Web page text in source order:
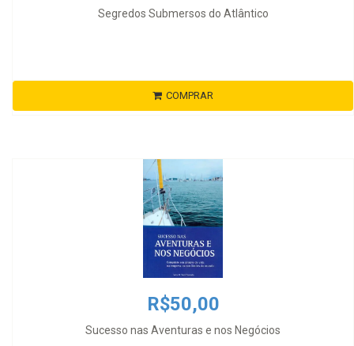
Segredos Submersos do Atlântico
COMPRAR
R$50,00
Sucesso nas Aventuras e nos Negócios